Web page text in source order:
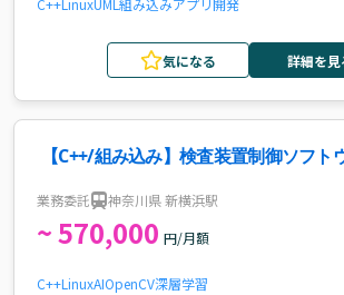
C++LinuxUML 組み込みアプリ開発
気になる 詳細を見
【C++/組み込み】検査装置制御ソフト
業務委託 神奈川県 新横浜駅
~ 570,000 円/月額
C++LinuxAIOpenCV深層学習